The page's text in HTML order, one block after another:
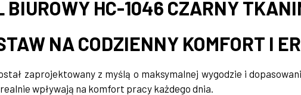
BIUROWY HC-1046 CZARNY
NA CODZIENNY KOMFORT I
zaprojektowany z myślą o maksymalnej wygodzie i
wpływają na komfort pracy każdego dnia.